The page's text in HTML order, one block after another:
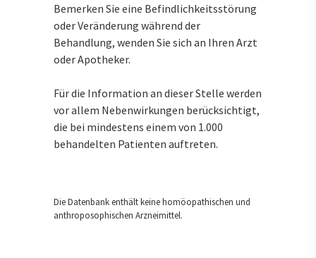
Bemerken Sie eine Befindlichkeitsstörung
oder Veränderung während der
Behandlung, wenden Sie sich an Ihren Arzt
oder Apotheker.
Für die Information an dieser Stelle werden
vor allem Nebenwirkungen berücksichtigt,
die bei mindestens einem von 1.000
behandelten Patienten auftreten.
Die Datenbank enthält keine homöopathischen und
anthroposophischen Arzneimittel.